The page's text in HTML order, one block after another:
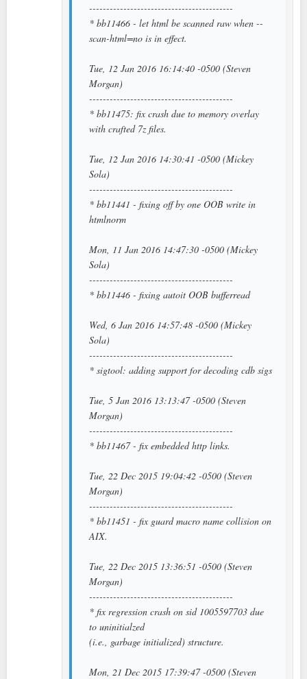
------------------------------------------
* bb11466 - let html be scanned raw when --
scan-html=no is in effect.
Tue, 12 Jan 2016 16:14:40 -0500 (Steven
Morgan)
------------------------------------------
* bb11475: fix crash due to memory overlay
with crafted 7z files.
Tue, 12 Jan 2016 14:30:41 -0500 (Mickey
Sola)
------------------------------------------
* bb11441 - fixing off by one OOB write in
htmlnorm
Mon, 11 Jan 2016 14:47:30 -0500 (Mickey
Sola)
------------------------------------------
* bb11446 - fixing autoit OOB bufferread
Wed, 6 Jan 2016 14:57:48 -0500 (Mickey
Sola)
------------------------------------------
* sigtool: adding support for decoding cdb sigs
Tue, 5 Jan 2016 13:13:47 -0500 (Steven
Morgan)
------------------------------------------
* bb11467 - fix embedded http links.
Tue, 22 Dec 2015 19:04:42 -0500 (Steven
Morgan)
------------------------------------------
* bb11451 - fix guard macro name collision on
AIX.
Tue, 22 Dec 2015 13:36:51 -0500 (Steven
Morgan)
------------------------------------------
* fix regression crash on sid 1005597703 due
to uninitialzed
(i.e., garbage initialized) structure.
Mon, 21 Dec 2015 17:39:47 -0500 (Steven